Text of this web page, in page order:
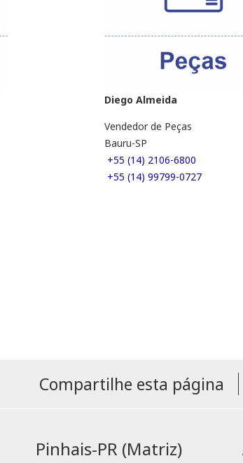
Diego Almeida
Vendedor de Peças
Bauru-SP
+55 (14) 2106-6800
+55 (14) 99799-0727
Compartilhe esta página
Pinhais-PR (Matriz)